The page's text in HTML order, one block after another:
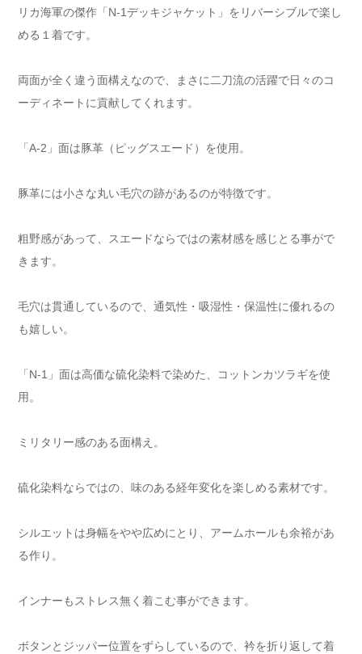
リカ海軍の傑作「N-1デッキジャケット」をリバーシブルで楽し
める１着です。
両面が全く違う面構えなので、まさに二刀流の活躍で日々のコ
ーディネートに貢献してくれます。
「A-2」面は豚革（ピッグスエード）を使用。
豚革には小さな丸い毛穴の跡があるのが特徴です。
粗野感があって、スエードならではの素材感を感じとる事がで
きます。
毛穴は貫通しているので、通気性・吸湿性・保温性に優れるの
も嬉しい。
「N-1」面は高価な硫化染料で染めた、コットンカツラギを使
用。
ミリタリー感のある面構え。
硫化染料ならではの、味のある経年変化を楽しめる素材です。
シルエットは身幅をやや広めにとり、アームホールも余裕があ
る作り。
インナーもストレス無く着こむ事ができます。
ボタンとジッパー位置をずらしているので、衿を折り返して着